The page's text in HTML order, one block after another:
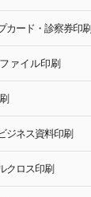
カード・診察券印刷
ァイル印刷
ジネス資料印刷
クロス印刷